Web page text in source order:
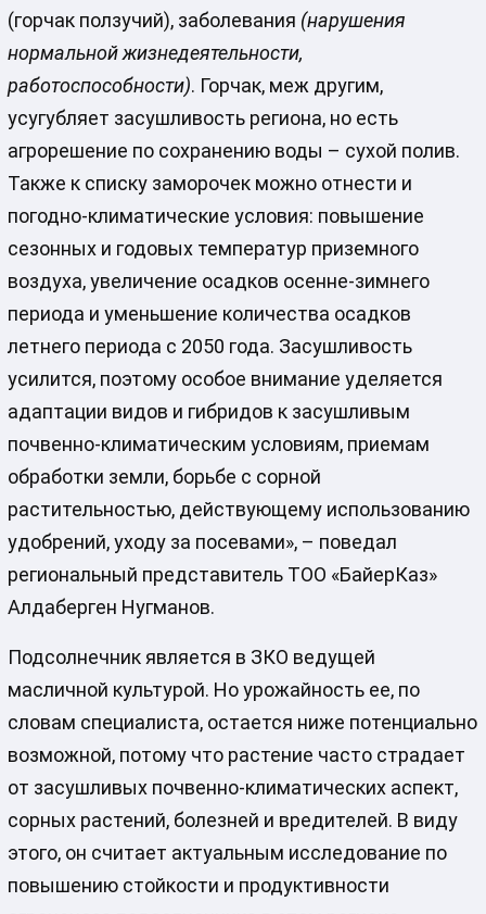
(горчак ползучий), заболевания (нарушения
нормальной жизнедеятельности,
работоспособности). Горчак, меж другим,
усугубляет засушливость региона, но есть
агрорешение по сохранению воды – сухой полив.
Также к списку заморочек можно отнести и
погодно-климатические условия: повышение
сезонных и годовых температур приземного
воздуха, увеличение осадков осенне-зимнего
периода и уменьшение количества осадков
летнего периода с 2050 года. Засушливость
усилится, поэтому особое внимание уделяется
адаптации видов и гибридов к засушливым
почвенно-климатическим условиям, приемам
обработки земли, борьбе с сорной
растительностью, действующему использованию
удобрений, уходу за посевами», – поведал
региональный представитель ТОО «БайерКаз»
Алдаберген Нугманов.
Подсолнечник является в ЗКО ведущей
масличной культурой. Но урожайность ее, по
словам специалиста, остается ниже потенциально
возможной, потому что растение часто страдает
от засушливых почвенно-климатических аспект,
сорных растений, болезней и вредителей. В виду
этого, он считает актуальным исследование по
повышению стойкости и продуктивности